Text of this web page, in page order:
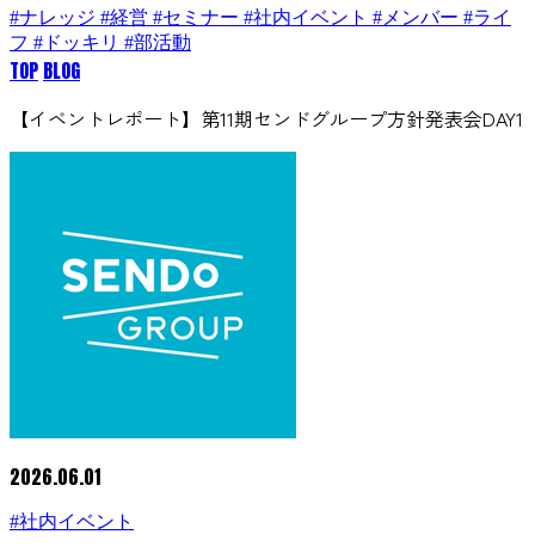
#ナレッジ #経営 #セミナー #社内イベント #メンバー #ライ
フ #ドッキリ #部活動
TOP BLOG
【イベントレポート】第11期センドグループ方針発表会DAY1
2026.06.01
#社内イベント